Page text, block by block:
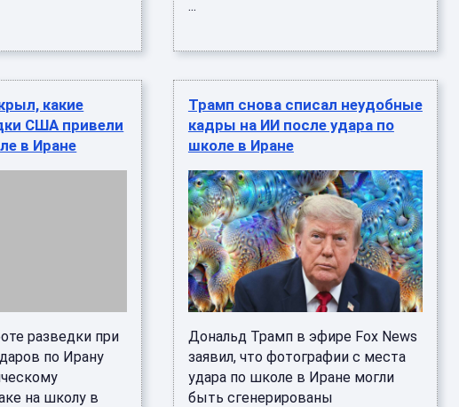
...
какие
США привели
в Иране
разведки при
по Ирану
на школу в
Трамп снова списал неудобные
кадры на ИИ после удара по
школе в Иране
Дональд Трамп в эфире Fox News
заявил, что фотографии с места
удара по школе в Иране могли
быть сгенерированы